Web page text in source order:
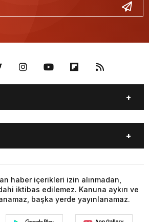
DÜNYA
Genel
KÜLTÜR SANAT
SAĞLIK
SPOR
EKONOMİ
Genel
KÜLTÜR SANAT
SAĞLIK
haber içerikleri izin alınmadan,
iktibas edilemez. Kanuna aykırı ve
başka yerde yayınlanamaz.